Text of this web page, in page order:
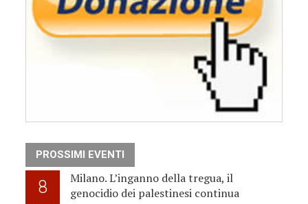
PROSSIMI EVENTI
8
Milano. L’inganno della tregua, il
genocidio dei palestinesi continua